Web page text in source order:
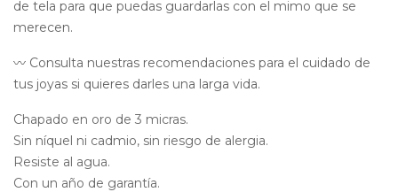
de tela para que puedas guardarlas con el mimo que se
merecen.
〰️ Consulta nuestras recomendaciones para el cuidado de
tus joyas si quieres darles una larga vida.
Chapado en oro de 3 micras.
Sin níquel ni cadmio, sin riesgo de alergia.
Resiste al agua.
Con un año de garantía.